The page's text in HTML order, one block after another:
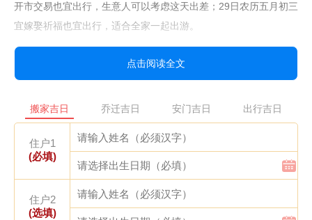
开市交易也宜出行，生意人可以考虑这天出差；29日农历五月初三
宜嫁娶祈福也宜出行，适合全家一起出游。
最后一天5月31日农历五月初五也是个好日子，2025年五月最佳出
行吉日查询哪天适合出行时千万别漏了它。这天是端午节，宜订盟
要注意冲马煞南，属马的朋友可能要另选吉日了。
看了这么多2025年五月最佳出行吉日查询哪天适合出行的好日
子，是不是已经心动了？其实选个好日子出门真的挺重要的，不仅
能避开不必要的麻烦，还能让旅途更加顺心如意。建议大家根据自
己的生肖和行程安排，挑选最适合的那个黄道吉日，让每次出行都
点击阅读全文
搬家吉日 乔迁吉日 安门吉日 出行吉日
住户1
(必填)
住户2
(选填)